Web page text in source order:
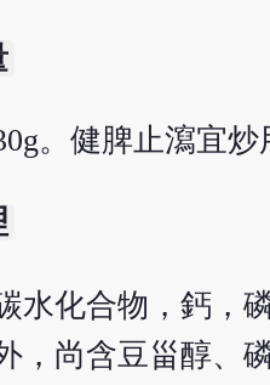
。健脾止瀉宜炒
水化合物，鈣，
，尚含豆甾醇、